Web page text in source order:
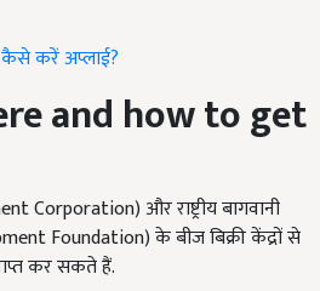
कैसे करें अप्लाई?
and how to get
Corporation) और राष्ट्रीय बागवानी
Foundation) के बीज बिक्री केंद्रों से
कर सकते हैं.